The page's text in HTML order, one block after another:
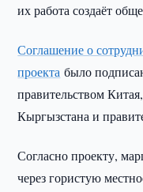
их работа создаёт
Соглашение о
проекта было
правительством
Кыргызстана и
Согласно проекту,
через гористую